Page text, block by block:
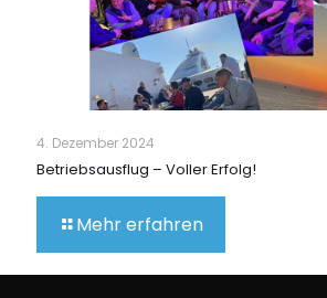
4. Dezember 2024
Betriebsausflug – Voller Erfolg!
Mehr erfahren